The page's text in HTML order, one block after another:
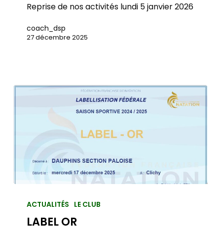
Reprise de nos activités lundi 5 janvier 2026
coach_dsp
27 décembre 2025
ACTUALITÉS LE CLUB
LABEL OR